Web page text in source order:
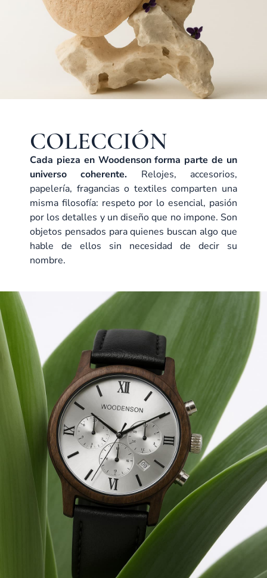
COLECCIÓN
Cada pieza en Woodenson forma parte de un
universo coherente. Relojes, accesorios,
papelería, fragancias o textiles comparten una
misma filosofía: respeto por lo esencial, pasión
por los detalles y un diseño que no impone. Son
objetos pensados para quienes buscan algo que
hable de ellos sin necesidad de decir su
nombre.